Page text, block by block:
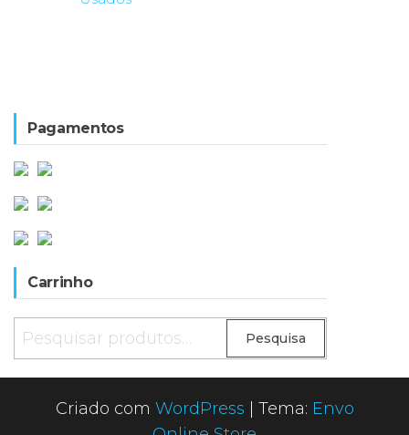
Pagamentos
Carrinho
Pesquisar
por:
Pesquisa
Criado com WordPress Tema: Envo